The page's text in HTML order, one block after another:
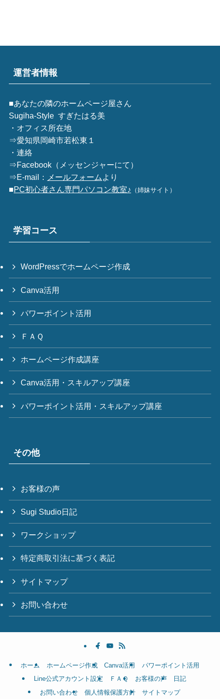
運営者情報
■あなたの隣のホームページ屋さん
Sugiha-Style すぎたはる美
・オフィス所在地
⇒愛知県岡崎市若松東１
・連絡
⇒Facebook（メッセンジャーにて）
⇒E-mail：
メールフォーム より
■PC初心者さん専門パソコン教室♪ （姉妹サイト）
学習コース
WordPressでホームページ作成
Canva活用
パワーポイント活用
ＦＡＱ
ホームページ作成講座
Canva活用・スキルアップ講座
パワーポイント活用・スキルアップ講座
その他
お客様の声
Sugi Studio日記
ワークショップ
特定商取引法に基づく表記
サイトマップ
お問い合わせ
ホーム ホームページ作成 Canva活用
パワーポイント活用
Line公式アカウント設定
ＦＡＱ お客様の声
日記
お問い合わせ
個人情報保護方針 サイトマップ